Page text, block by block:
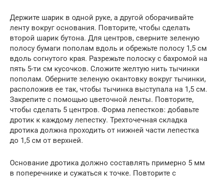
Держите шарик в одной руке, а другой оборачивайте
ленту вокруг основания. Повторите, чтобы сделать
второй шарик бутона. Для центров, сверните зеленую
полосу бумаги пополам вдоль и обрежьте полосу 1,5 см
вдоль согнутого края. Разрежьте полоску с бахромой на
пять 5-ти см кусочков. Сложите желтую нить тычинки
пополам. Оберните зеленую окантовку вокруг тычинки,
расположив ее так, чтобы тычинка выступала на 1,5 см.
Закрепите с помощью цветочной ленты. Повторите,
чтобы сделать 5 центров. Форма лепестков: добавьте
дротик к каждому лепестку. Трехточечная складка
дротика должна проходить от нижней части лепестка
до 1,5 см от верхней.
Основание дротика должно составлять примерно 5 мм
в поперечнике и сужаться к точке. Повторите с